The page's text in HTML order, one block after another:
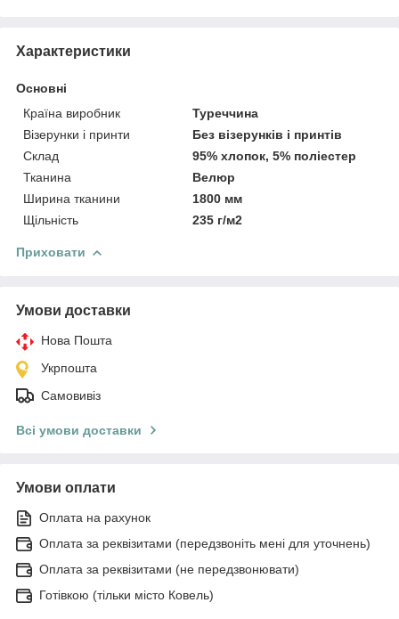
Характеристики
Основні
Країна виробник
Туреччина
Візерунки і принти
Без візерунків і принтів
Склад
95% хлопок, 5% поліестер
Тканина
Велюр
Ширина тканини
1800 мм
Щільність
235 г/м2
Приховати
Умови доставки
Нова Пошта
Укрпошта
Самовивіз
Всі умови доставки
Умови оплати
Оплата на рахунок
Оплата за реквізитами (передзвоніть мені для уточнень)
Оплата за реквізитами (не передзвонювати)
Готівкою (тільки місто Ковель)